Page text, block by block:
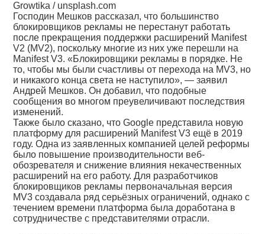
Growtika / unsplash.com
Господин Мешков рассказал, что большинство
блокировщиков рекламы не перестанут работать
после прекращения поддержки расширений Manifest
V2 (MV2), поскольку многие из них уже перешли на
Manifest V3. «Блокировщики рекламы в порядке. Не
то, чтобы мы были счастливы от перехода на MV3, но
и никакого конца света не наступило», — заявил
Андрей Мешков. Он добавил, что подобные
сообщения во многом преувеличивают последствия
изменений.
Также было сказано, что Google представила новую
платформу для расширений Manifest V3 ещё в 2019
году. Одна из заявленных компанией целей реформы
было повышение производительности веб-
обозревателя и снижение влияния некачественных
расширений на его работу. Для разработчиков
блокировщиков рекламы первоначальная версия
MV3 создавала ряд серьёзных ограничений, однако с
течением времени платформа была доработана в
сотрудничестве с представителями отрасли.